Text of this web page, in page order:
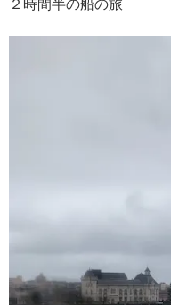
２時間半の船の旅